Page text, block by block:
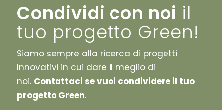
Condividi con noi il
tuo progetto Green!
Siamo sempre alla ricerca di progetti
Innovativi in cui dare il meglio di
noi. Contattaci se vuoi condividere il tuo
progetto Green.